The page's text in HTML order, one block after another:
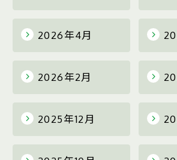
2026年4月
2026年2月
2025年12月